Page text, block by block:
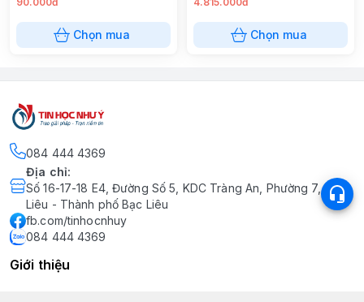
Chọn mua Chọn mua
084 444 4369
Địa chỉ:
Số 16-17-18 E4, Đường Số 5, KDC Tràng An, Phường 7, Bạc
Liêu - Thành phố Bạc Liêu
fb.com/tinhocnhuy
084 444 4369
Giới thiệu